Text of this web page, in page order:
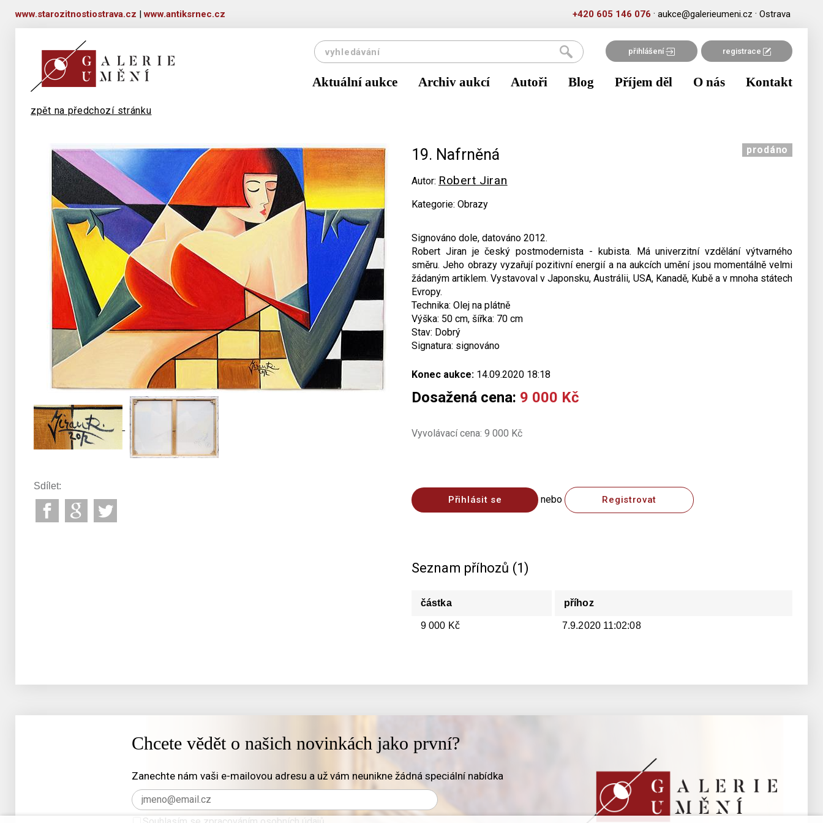
www.starozitnostiostrava.cz |www.antiksrnec.cz +420 605 146 076 · aukce@galerieumeni.cz · Ostrava
přihlášení registrace
Aktuální aukce Archiv aukcí Autoři Blog Příjem děl O nás Kontakt
zpět na předchozí stránku
19. Nafrněná
Autor: Robert Jiran
Kategorie: Obrazy
prodáno
Signováno dole, datováno 2012.
Robert Jiran je český postmodernista - kubista. Má univerzitní vzdělání výtvarného
směru. Jeho obrazy vyzařují pozitivní energií a na aukcích umění jsou momentálně velmi
žádaným artiklem. Vystavoval v Japonsku, Austrálii, USA, Kanadě, Kubě a v mnoha státech
Evropy.
Technika: Olej na plátně
Výška: 50 cm, šířka: 70 cm
Stav: Dobrý
Signatura: signováno
Konec aukce: 14.09.2020 18:18
Dosažená cena: 9 000 Kč
Vyvolávací cena: 9 000 Kč
Přihlásit se nebo Registrovat
Seznam příhozů (1)
částka příhoz
9 000 Kč 7.9.2020 11:02:08
Sdílet:
Chcete vědět o našich novinkách jako první?
Zanechte nám vaši e-mailovou adresu a už vám neunikne žádná speciální nabídka